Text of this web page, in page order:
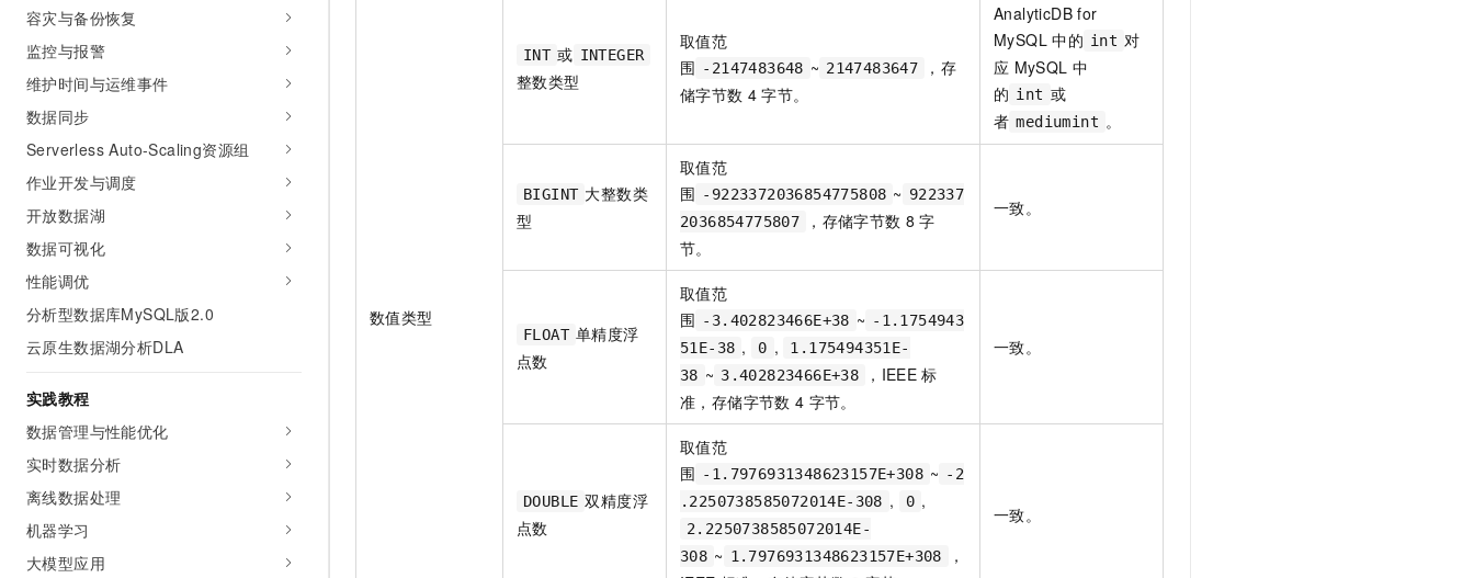
容灾与备份恢复
监控与报警
维护时间与运维事件
数据同步
Serverless Auto-Scaling资源组
作业开发与调度
开放数据湖
数据可视化
性能调优
分析型数据库MySQL版2.0
云原生数据湖分析DLA
实践教程
数据管理与性能优化
实时数据分析
离线数据处理
机器学习
大模型应用
数值类型
INT 或 INTEGER
整数类型
取值范
围 -2147483648 ~ 2147483647
，存
储字节数 4 字节。
AnalyticDB for
MySQL 中的 int 对
应 MySQL 中
的 int 或
者 mediumint 。
BIGINT 大整数类
型
取值范
围 -9223372036854775808 ~ 922337
2036854775807
，存储字节数 8 字
节。
一致。
FLOAT 单精度浮
点数
取值范
围 -3.402823466E+38 ~ -1.1754943
51E-38 , 0 ,
1.175494351E-
38 ~ 3.402823466E+38 ，IEEE 标
准，存储字节数 4 字节。
一致。
DOUBLE 双精度浮
点数
取值范
围 -1.7976931348623157E+308 ~ -2
.2250738585072014E-308 , 0 ,
2.2250738585072014E-
308 ~ 1.7976931348623157E+308
，
一致。
在企业官网、通讯软件中为客户提供 AI 客服
即刻拥有 DeepSeek-R1 满血版
多种方案随心选，轻松解锁专属 DeepSeek
多模态数据信息提取
终端用户计算
Serverless
迁移与运维管理
专有云